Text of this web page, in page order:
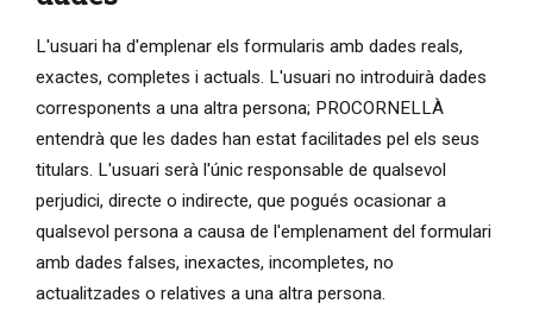
L'usuari ha d'emplenar els formularis amb dades reals,
exactes, completes i actuals. L'usuari no introduirà dades
corresponents a una altra persona; PROCORNELLÀ
entendrà que les dades han estat facilitades pel els seus
titulars. L'usuari serà l'únic responsable de qualsevol
perjudici, directe o indirecte, que pogués ocasionar a
qualsevol persona a causa de l'emplenament del formulari
amb dades falses, inexactes, incompletes, no
actualitzades o relatives a una altra persona.